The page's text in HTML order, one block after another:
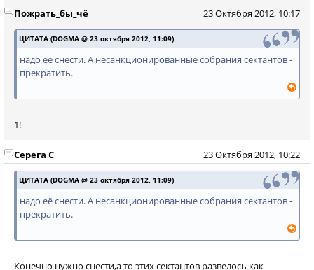
23 Октября 2012, 10:17
Пожрать_бы_чё
ЦИТАТА (DOGMA @ 23 октября 2012, 11:09)
надо её снести. А несанкционированные собрания сектантов -
прекратить.
1!
23 Октября 2012, 10:22
Серега С
ЦИТАТА (DOGMA @ 23 октября 2012, 11:09)
надо её снести. А несанкционированные собрания сектантов -
прекратить.
Конечно нужно снести,а то этих сектантов развелось как